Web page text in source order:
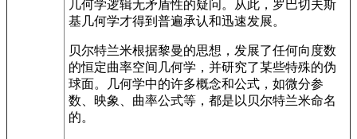
几何学逻辑无矛盾性的疑问。从此，罗巴切夫斯
基几何学才得到普遍承认和迅速发展。
贝尔特兰米根据黎曼的思想，发展了任何向度数
的恒定曲率空间几何学，并研究了某些特殊的伪
球面。几何学中的许多概念和公式，如微分参
数、映象、曲率公式等，都是以贝尔特兰米命名
的。